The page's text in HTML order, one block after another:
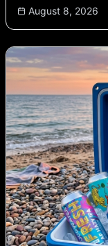
August 8, 2026